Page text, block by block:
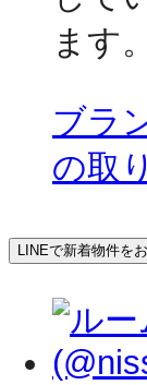
ます。
ブラ
の取
LINEで新着物件を